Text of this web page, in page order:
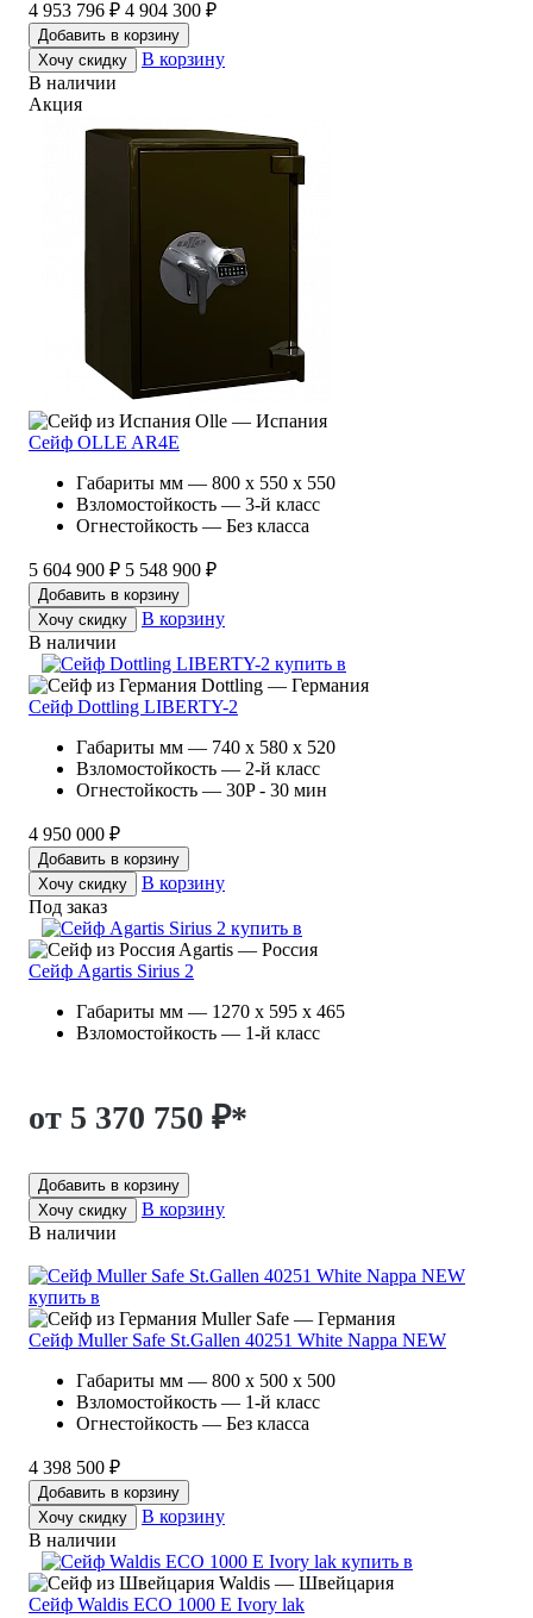
4 953 796 ₽ 4 904 300 ₽
Добавить в корзину
Хочу скидку
В корзину
В наличии
Акция
Olle — Испания
Сейф OLLE AR4E
Габариты мм — 800 x 550 x 550
Взломостойкость — 3-й класс
Огнестойкость — Без класса
5 604 900 ₽ 5 548 900 ₽
Добавить в корзину
Хочу скидку
В корзину
В наличии
Dottling — Германия
Сейф Dottling LIBERTY-2
Габариты мм — 740 x 580 x 520
Взломостойкость — 2-й класс
Огнестойкость — 30P - 30 мин
4 950 000 ₽
Добавить в корзину
Хочу скидку
В корзину
Под заказ
Agartis — Россия
Сейф Agartis Sirius 2
Габариты мм — 1270 x 595 x 465
Взломостойкость — 1-й класс
от 5 370 750 ₽*
Добавить в корзину
Хочу скидку
В корзину
В наличии
Muller Safe — Германия
Сейф Muller Safe St.Gallen 40251 White Nappa NEW
Габариты мм — 800 x 500 x 500
Взломостойкость — 1-й класс
Огнестойкость — Без класса
4 398 500 ₽
Добавить в корзину
Хочу скидку
В корзину
В наличии
Waldis — Швейцария
Сейф Waldis ECO 1000 E Ivory lak